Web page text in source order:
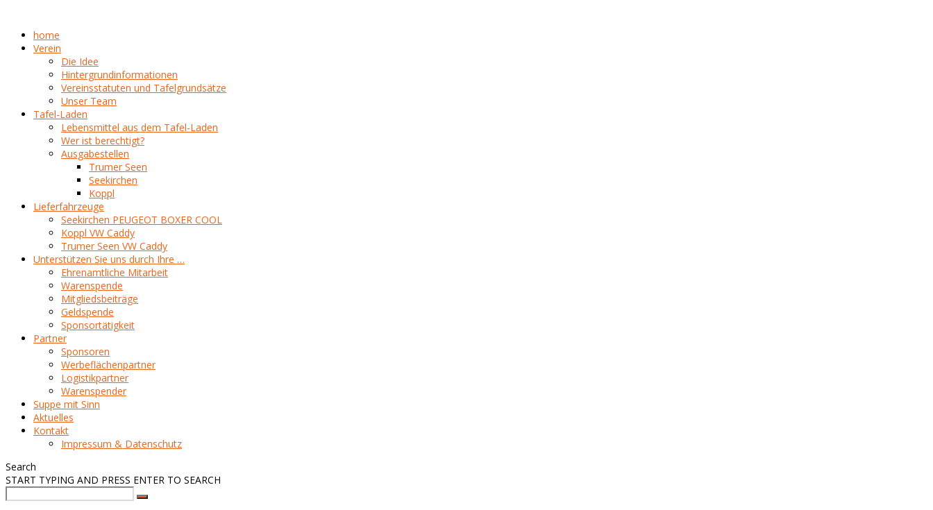
home
Verein
Die Idee
Hintergrundinformationen
Vereinsstatuten und Tafelgrundsätze
Unser Team
Tafel-Laden
Lebensmittel aus dem Tafel-Laden
Wer ist berechtigt?
Ausgabestellen
Trumer Seen
Seekirchen
Koppl
Lieferfahrzeuge
Seekirchen PEUGEOT BOXER COOL
Koppl VW Caddy
Trumer Seen VW Caddy
Unterstützen Sie uns durch Ihre …
Ehrenamtliche Mitarbeit
Warenspende
Mitgliedsbeiträge
Geldspende
Sponsortätigkeit
Partner
Sponsoren
Werbeflächenpartner
Logistikpartner
Warenspender
Suppe mit Sinn
Aktuelles
Kontakt
Impressum & Datenschutz
Search
START TYPING AND PRESS ENTER TO SEARCH